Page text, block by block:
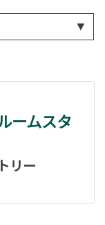
ームスタ
リー